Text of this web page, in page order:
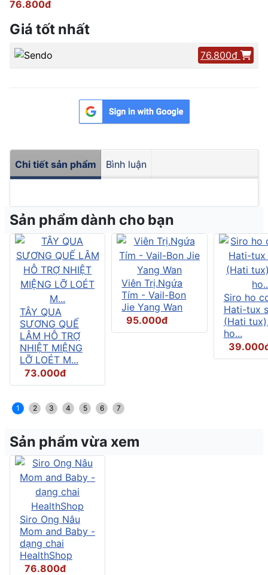
76.800đ
Giá tốt nhất
76.800đ
Chi tiết sản phẩm Bình luận
Sản phẩm dành cho bạn
TÂY QUA
SƯƠNG QUẾ
LÂM HỖ TRỢ
NHIỆT MIỆNG
LỠ LOÉT M...
73.000đ
Viên Trị.Ngứa
Tím - Vail-Bon
Jie Yang Wan
95.000đ
Siro ho
Hati-tux
(Hati
ho...
1 2 3 4 5 6 7
Sản phẩm vừa xem
Siro Ong Nâu
Mom and Baby -
dạng chai
️HealthShop️
76.800đ